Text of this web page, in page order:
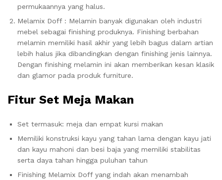
permukaannya yang halus.
Melamix Doff : Melamin banyak digunakan oleh industri
mebel sebagai finishing produknya. Finishing berbahan
melamin memiliki hasil akhir yang lebih bagus dalam artian
lebih halus jika dibandingkan dengan finishing jenis lainnya.
Dengan finishing melamin ini akan memberikan kesan klasik
dan glamor pada produk furniture.
Fitur Set Meja Makan
Set termasuk: meja dan empat kursi makan
Memiliki konstruksi kayu yang tahan lama dengan kayu jati
dan kayu mahoni dan besi baja yang memiliki stabilitas
serta daya tahan hingga puluhan tahun
Finishing Melamix Doff yang indah akan menambah